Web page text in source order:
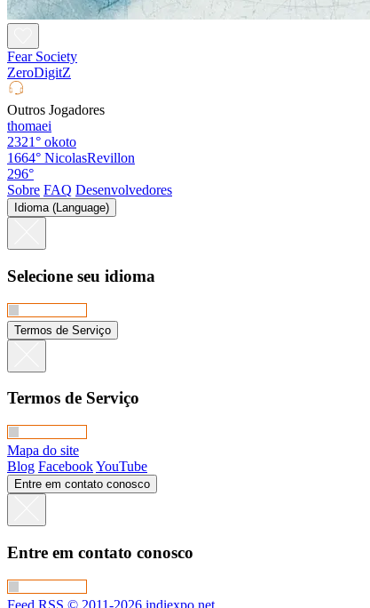
Fear Society
ZeroDigitZ
Outros Jogadores
thomaei
2321° okoto
1664° NicolasRevillon
296°
Sobre FAQ Desenvolvedores
Idioma (Language)
Selecione seu idioma
Termos de Serviço
Termos de Serviço
Mapa do site
Blog FacebookYouTube
Entre em contato conosco
Entre em contato conosco
Feed RSS © 2011-2026 indiexpo.net